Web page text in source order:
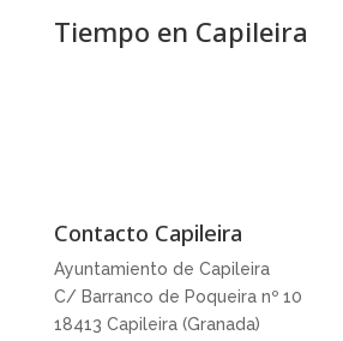
Tiempo en Capileira
Contacto Capileira
Ayuntamiento de Capileira
C/ Barranco de Poqueira nº 10
18413 Capileira (Granada)